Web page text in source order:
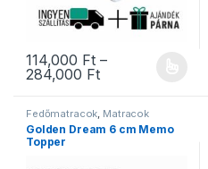
114,000 Ft –
284,000 FtÁrtartomány:
Ennek a terméknek több
Fedőmatracok Matracok
Golden Dream 6 cm Memo
Topper